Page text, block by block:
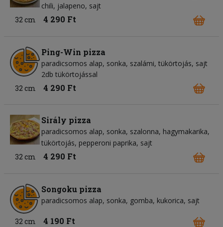
chili jalapeno sajt
32 cm
4 290 Ft
Ping-Win pizza
paradicsomos alap sonka szalámi tükörtojás sajt
2db tükörtojással
32 cm
4 290 Ft
Sirály pizza
paradicsomos alap sonka szalonna hagymakarika
tükörtojás pepperoni paprika sajt
32 cm
4 290 Ft
Songoku pizza
paradicsomos alap sonka gomba kukorica sajt
32 cm 4 190 Ft